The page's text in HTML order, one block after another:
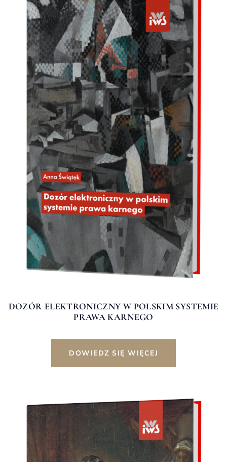
DOZÓR ELEKTRONICZNY W POLSKIM SYSTEMIE
PRAWA KARNEGO
DOWIEDZ SIĘ WIĘCEJ